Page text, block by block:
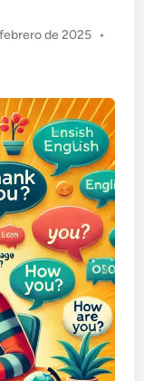
de 2025 •